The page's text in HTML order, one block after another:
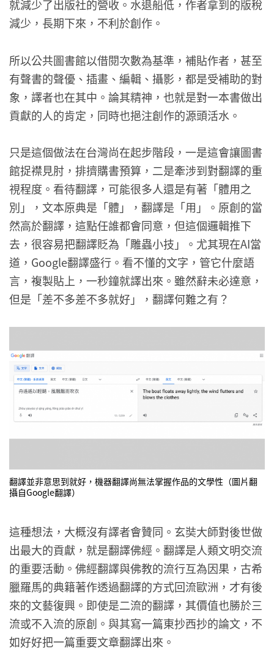
就減少了出版社的營收。水退船低，作者拿到的版稅
減少，長期下來，不利於創作。
所以公共圖書館以借閱次數為基準，補貼作者，甚至
有聲書的聲優、插畫、編輯、攝影，都是受補助的對
象，譯者也在其中。論其精神，也就是對一本書做出
貢獻的人的肯定，同時也挹注創作的源頭活水。
只是這個做法在台灣尚在起步階段，一是這會讓圖書
館捉襟見肘，排擠購書預算，二是牽涉到對翻譯的重
視程度。看待翻譯，可能很多人還是有著「體用之
別」，文本原典是「體」，翻譯是「用」。原創的當
然高於翻譯，這點任誰都會同意，但這個邏輯推下
去，很容易把翻譯貶為「雕蟲小技」。尤其現在AI當
道，Google翻譯盛行。看不懂的文字，管它什麼語
言，複製貼上，一秒鐘就譯出來。雖然辭未必達意，
但是「差不多差不多就好」，翻譯何難之有？
翻譯並非意思到就好，機器翻譯尚無法掌握作品的文學性（圖片翻
攝自Google翻譯）
這種想法，大概沒有譯者會贊同。玄奘大師對後世做
出最大的貢獻，就是翻譯佛經。翻譯是人類文明交流
的重要活動。佛經翻譯與佛教的流行互為因果，古希
臘羅馬的典籍著作透過翻譯的方式回流歐洲，才有後
來的文藝復興。即使是二流的翻譯，其價值也勝於三
流或不入流的原創。與其寫一篇東抄西抄的論文，不
如好好把一篇重要文章翻譯出來。